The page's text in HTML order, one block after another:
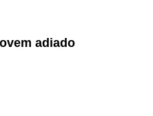
adiado